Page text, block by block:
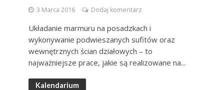
3 Marca 2016 Dodaj komentarz
Układanie marmuru na posadzkach i
wykonywanie podwieszanych sufitów oraz
wewnętrznych ścian działowych – to
najważniejsze prace, jakie są realizowane na...
Kalendarium